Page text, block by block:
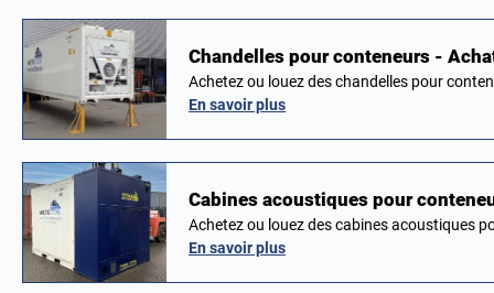
Chandelles pour conteneurs -
Achetez ou louez des chandelles pour
En savoir plus
Cabines acoustiques pour
Achetez ou louez des cabines acoustiques
En savoir plus